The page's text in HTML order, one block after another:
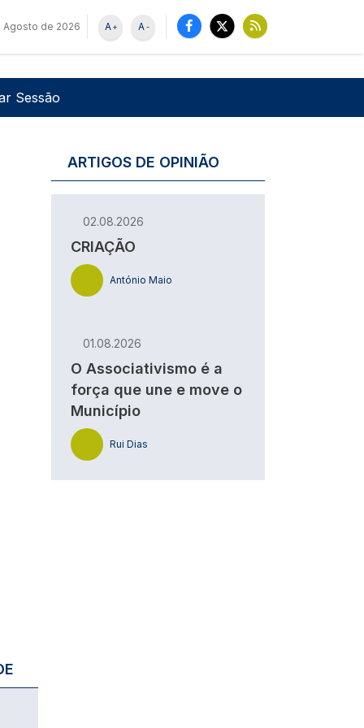
Agosto de 2026 -
A
+
A
de utilizador
Sessão
ARTIGOS DE OPINIÃO
02.08.2026
CRIAÇÃO
António Maio
01.08.2026
O Associativismo é a
força que une e move o
Município
Rui Dias